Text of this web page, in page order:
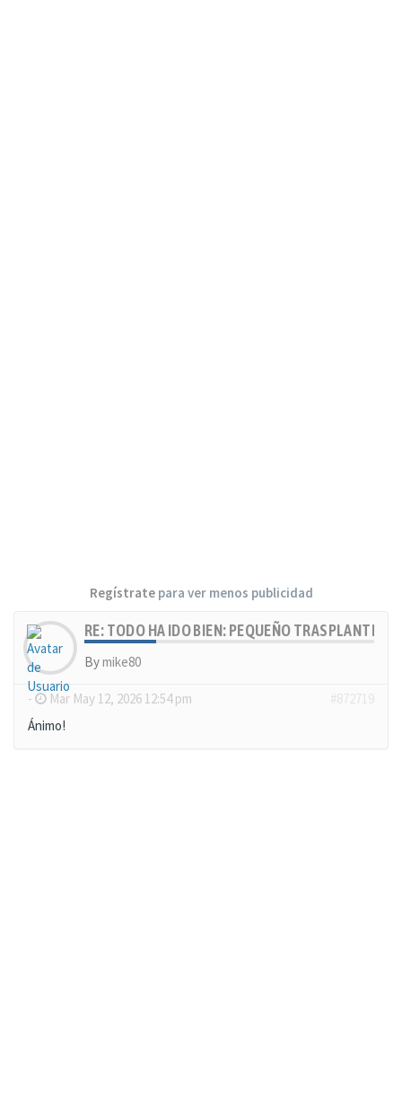
Regístratepara ver menos publicidad
RE: TODO HA IDO BIEN: PEQUEÑO TRASPLANTE,
Bymike80
- Mar May 12, 2026 12:54 pm
Ánimo!